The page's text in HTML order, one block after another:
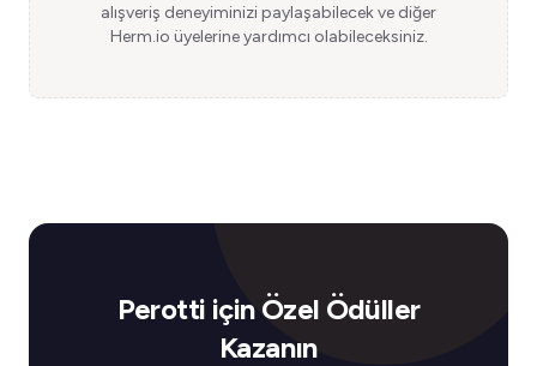
alışveriş deneyiminizi paylaşabilecek ve diğer
Herm.io üyelerine yardımcı olabileceksiniz.
Perotti için Özel Ödüller
Kazanın